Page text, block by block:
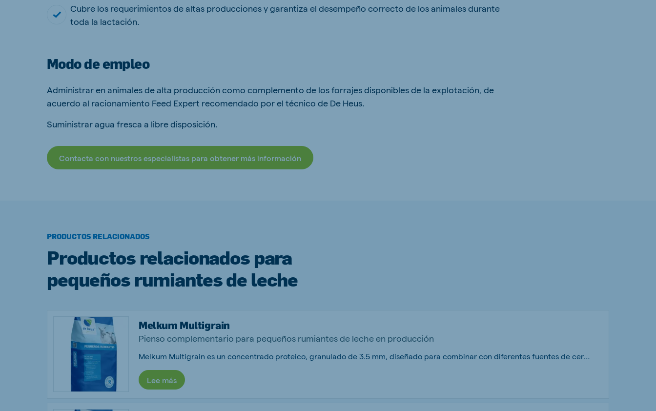
Cubre los requerimientos de altas producciones y garantiza el desempeño correcto de los animales durante
toda la lactación.
Modo de empleo
Administrar en animales de alta producción como complemento de los forrajes disponibles de la explotación, de
acuerdo al racionamiento Feed Expert recomendado por el técnico de De Heus.
Suministrar agua fresca a libre disposición.
Contacta con nuestros especialistas para obtener más información
PRODUCTOS RELACIONADOS
Productos relacionados para
pequeños rumiantes de leche
Melkum Multigrain
Pienso complementario para pequeños rumiantes de leche en producción
Melkum Multigrain es un concentrado proteico, granulado de 3.5 mm, diseñado para combinar con diferentes fuentes de cereales. Contiene vitaminas, minerales y buffers.
Lee más